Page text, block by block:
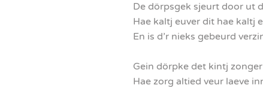
De dörpsgek sjeurt door ut
Hae kaltj euver dit hae kaltj
En is d’r nieks gebeurd
Gein dörpke det kintj
Hae zorg altied veur laeve